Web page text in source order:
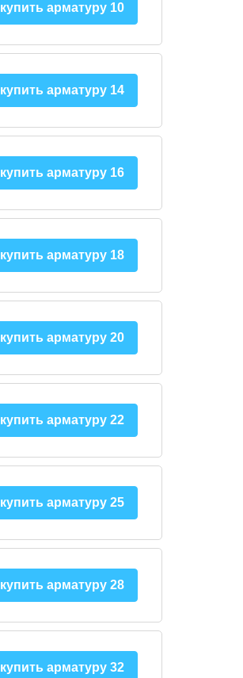
купить арматуру 10
купить арматуру 14
купить арматуру 16
купить арматуру 18
купить арматуру 20
купить арматуру 22
купить арматуру 25
купить арматуру 28
купить арматуру 32